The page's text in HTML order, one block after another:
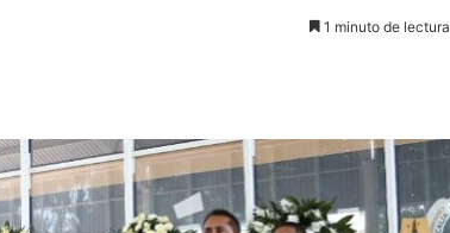
1 minuto de lectura